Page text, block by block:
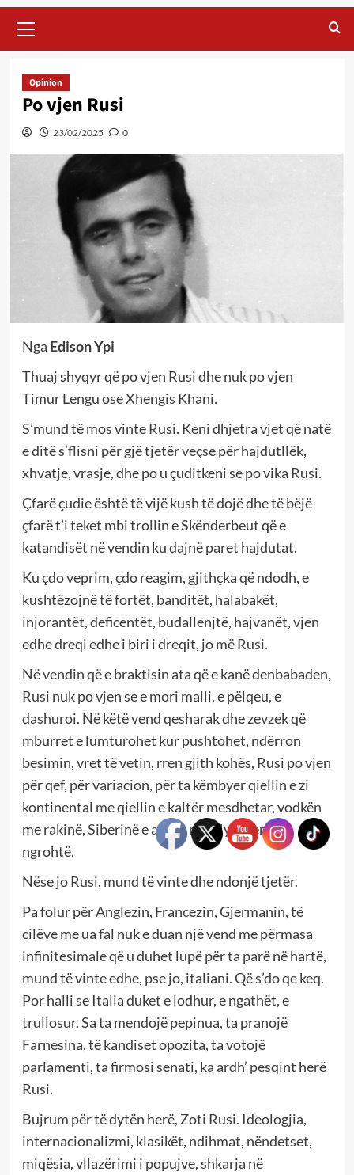
Menu
Opinion
Po vjen Rusi
23/02/2025 0
Nga Edison Ypi
Thuaj shyqyr që po vjen Rusi dhe nuk po vjen
Timur Lengu ose Xhengis Khani.
S’mund të mos vinte Rusi. Keni dhjetra vjet që natë
e ditë s’flisni për gjë tjetër veçse për hajdutllëk,
xhvatje, vrasje, dhe po u çuditkeni se po vika Rusi.
Çfarë çudie është të vijë kush të dojë dhe të bëjë
çfarë t’i teket mbi trollin e Skënderbeut që e
katandisët në vendin ku dajnë paret hajdutat.
Ku çdo veprim, çdo reagim, gjithçka që ndodh, e
kushtëzojnë të fortët, banditët, halabakët,
injorantët, deficentët, budallenjtë, hajvanët, vjen
edhe dreqi edhe i biri i dreqit, jo më Rusi.
Në vendin që e braktisin ata që e kanë denbabaden,
Rusi nuk po vjen se e mori malli, e pëlqeu, e
dashuroi. Në këtë vend qesharak dhe zevzek që
mburret e lumturohet kur pushtohet, ndërron
besimin, vret të vetin, rren gjith kohës, Rusi po vjen
për qef, për variacion, për ta këmbyer qiellin e zi
kontinental me qiellin e kaltër mesdhetar, vodkën
me rakinë, Siberinë e akullt me Myzeqenë e
ngrohtë.
Nëse jo Rusi, mund të vinte dhe ndonjë tjetër.
Pa folur për Anglezin, Francezin, Gjermanin, të
cilëve me ua fal nuk e duan një vend me përmasa
infinitesimale që u duhet lupë për ta parë në hartë,
mund të vinte edhe, pse jo, italiani. Që s’do qe keq.
Por halli se Italia duket e lodhur, e ngathët, e
trullosur. Sa ta mendojë pepinua, ta pranojë
Farnesina, të kandiset opozita, ta votojë
parlamenti, ta firmosi senati, ka ardh’ pesqint herë
Rusi.
Bujrum për të dytën herë, Zoti Rusi. Ideologjia,
internacionalizmi, klasikët, ndihmat, nëndetset,
miqësia, vllazërimi i popujve, shkarja në